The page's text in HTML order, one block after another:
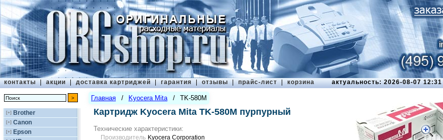
контакты | акции | доставка картриджей | гарантия | отзывы | прайс-лист | корзина актуальность: 2026-08-07 12:31
[+] Brother
[+] Canon
[+] Epson
Главная / Kyocera Mita / TK-580M
Картридж Kyocera Mita TK-580M пурпурный
Технические характеристики:
Производитель Kyocera Corporation